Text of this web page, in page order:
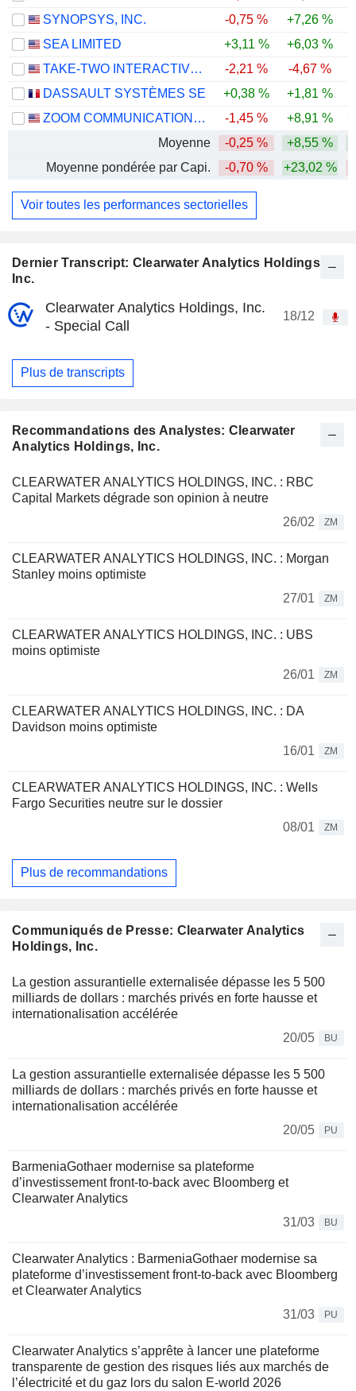
Dernier Transcript: Clearwater Analytics Holdings,
Inc.
Clearwater Analytics Holdings, Inc.
- Special Call
18/12
Plus de transcripts
Recommandations des Analystes: Clearwater
Analytics Holdings, Inc.
CLEARWATER ANALYTICS HOLDINGS, INC. : RBC
Capital Markets dégrade son opinion à neutre
26/02
ZM
CLEARWATER ANALYTICS HOLDINGS, INC. : Morgan
Stanley moins optimiste
27/01
ZM
CLEARWATER ANALYTICS HOLDINGS, INC. : UBS
moins optimiste
26/01
ZM
CLEARWATER ANALYTICS HOLDINGS, INC. : DA
Davidson moins optimiste
16/01
ZM
CLEARWATER ANALYTICS HOLDINGS, INC. : Wells
Fargo Securities neutre sur le dossier
08/01
ZM
Plus de recommandations
Communiqués de Presse: Clearwater Analytics
Holdings, Inc.
La gestion assurantielle externalisée dépasse les 5 500
milliards de dollars : marchés privés en forte hausse et
internationalisation accélérée
20/05
BU
La gestion assurantielle externalisée dépasse les 5 500
milliards de dollars : marchés privés en forte hausse et
internationalisation accélérée
20/05
PU
BarmeniaGothaer modernise sa plateforme
d’investissement front‑to‑back avec Bloomberg et
Clearwater Analytics
31/03
BU
Clearwater Analytics : BarmeniaGothaer modernise sa
plateforme d’investissement front‑to‑back avec Bloomberg
et Clearwater Analytics
31/03
PU
Clearwater Analytics s’apprête à lancer une plateforme
transparente de gestion des risques liés aux marchés de
l’électricité et du gaz lors du salon E-world 2026
SYNOPSYS, INC.
-0,75 % +7,26 %
SEA LIMITED
+3,11 % +6,03 %
TAKE-TWO INTERACTIVE SOFTWARE, INC.
-2,21 % -4,67 %
DASSAULT SYSTÈMES SE
+0,38 % +1,81 %
ZOOM COMMUNICATIONS, INC.
-1,45 % +8,91 %
Moyenne
-0,25 % +8,55 %
Moyenne pondérée par Capi.
-0,70 % +23,02 %
Voir toutes les performances sectorielles